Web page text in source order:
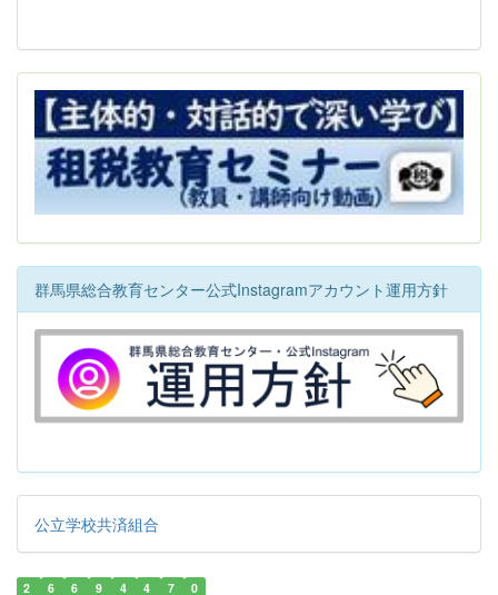
群馬県総合教育センター公式Instagramアカウント運用方針
公立学校共済組合
2 6 6 9 4 4 7 0